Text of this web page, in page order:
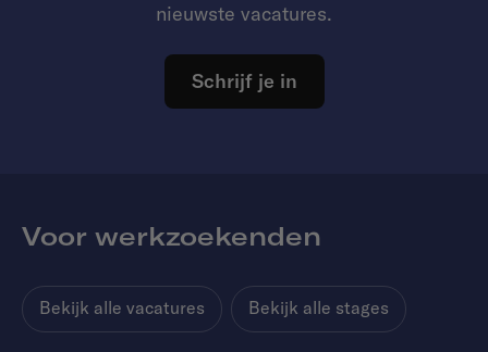
nieuwste vacatures.
Schrijf je in
Voor werkzoekenden
Bekijk alle vacatures Bekijk alle stages